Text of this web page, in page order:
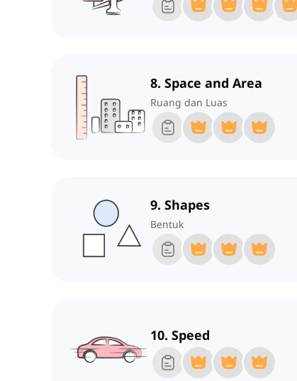
8. Space and Area
Ruang dan Luas
9. Shapes
Bentuk
10. Speed